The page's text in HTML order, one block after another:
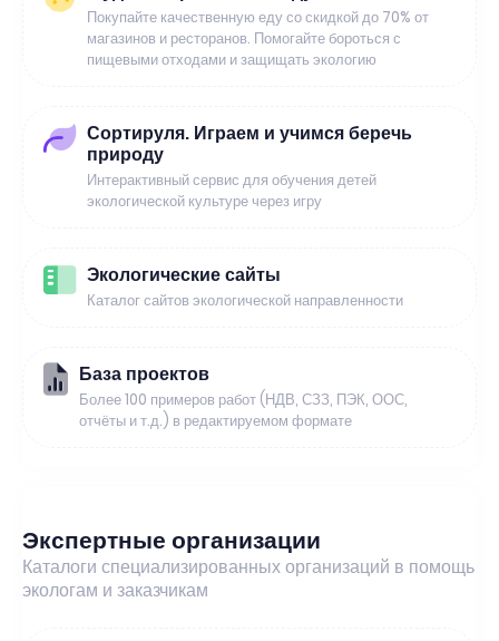
Покупайте качественную еду со скидкой до 70% от
магазинов и ресторанов. Помогайте бороться с
пищевыми отходами и защищать экологию
Сортируля. Играем и учимся беречь
природу
Интерактивный сервис для обучения детей
экологической культуре через игру
Экологические сайты
Каталог сайтов экологической направленности
База проектов
Более 100 примеров работ (НДВ, СЗЗ, ПЭК, ООС,
отчёты и т.д.) в редактируемом формате
Экспертные организации
Каталоги специализированных организаций в помощь
экологам и заказчикам